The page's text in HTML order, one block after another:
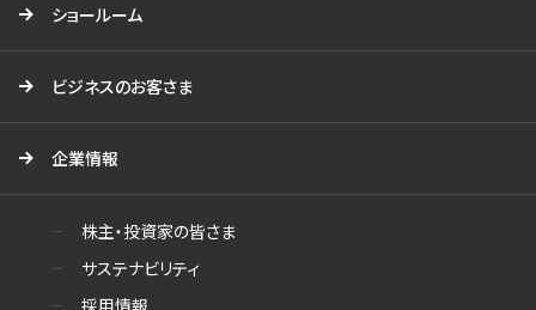
ショールーム
ビジネスのお客さま
企業情報
株主・投資家の皆さま
サステナビリティ
採用情報